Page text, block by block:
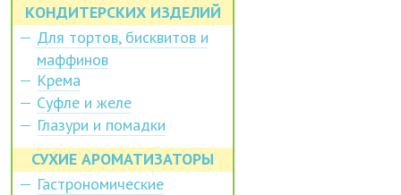
КОНДИТЕРСКИХ ИЗДЕЛИЙ
Для тортов, бисквитов и
маффинов
Крема
Суфле и желе
Глазури и помадки
СУХИЕ АРОМАТИЗАТОРЫ
Гастрономические